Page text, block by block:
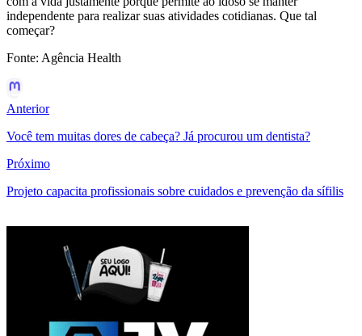
independente para realizar suas atividades cotidianas. Que tal
começar?
Fonte: Agência Health
Anterior
Você tem muitas dores de cabeça? Já procurou um dentista?
Próximo
Projeto capacita profissionais sobre cuidados e prevenção da sífilis